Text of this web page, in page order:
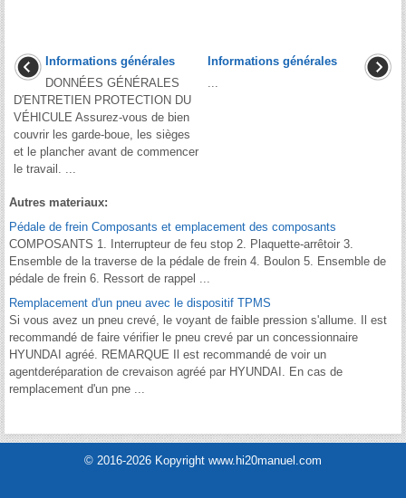
Informations générales
DONNÉES GÉNÉRALES
D′ENTRETIEN PROTECTION DU
VÉHICULE Assurez-vous de bien
couvrir les garde-boue, les sièges
et le plancher avant de commencer
le travail. ...
Informations générales
...
Autres materiaux:
Pédale de frein Composants et emplacement des composants
COMPOSANTS 1. Interrupteur de feu stop 2. Plaquette-arrêtoir 3.
Ensemble de la traverse de la pédale de frein 4. Boulon 5. Ensemble de
pédale de frein 6. Ressort de rappel ...
Remplacement d'un pneu avec le dispositif TPMS
Si vous avez un pneu crevé, le voyant de faible pression s'allume. Il est
recommandé de faire vérifier le pneu crevé par un concessionnaire
HYUNDAI agréé. REMARQUE Il est recommandé de voir un
agentderéparation de crevaison agréé par HYUNDAI. En cas de
remplacement d'un pne ...
© 2016-2026 Kopyright www.hi20manuel.com